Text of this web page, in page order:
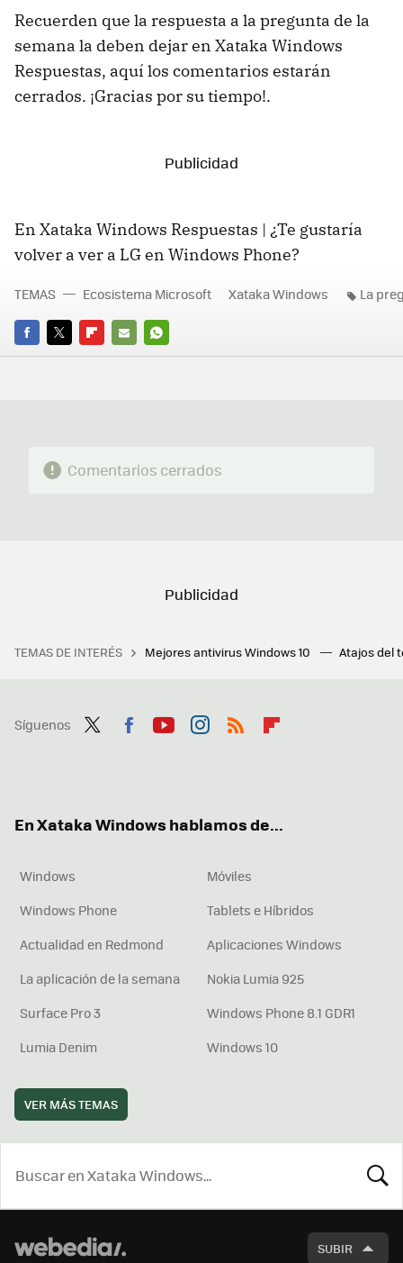
Recuerden que la respuesta a la pregunta de la
semana la deben dejar en Xataka Windows
Respuestas, aquí los comentarios estarán
cerrados. ¡Gracias por su tiempo!.
En Xataka Windows Respuestas | ¿Te gustaría
volver a ver a LG en Windows Phone?
FACEBOOK
TWITTERFLIPBOARD
E-
WHATSAPP
TEMAS Ecosistema Microsoft Xataka Windows La
Comentarios cerrados
TEMAS DE INTERÉS Mejores antivirus Windows 10 Atajos del
Síguenos
En Xataka Windows hablamos de...
Windows
Móviles
Windows Phone
Tablets e Híbridos
Actualidad en Redmond
Aplicaciones Windows
La aplicación de la semana
Nokia Lumia 925
Surface Pro 3
Windows Phone 8.1 GDR1
Lumia Denim
Windows 10
VER MÁS TEMAS
SUBIR